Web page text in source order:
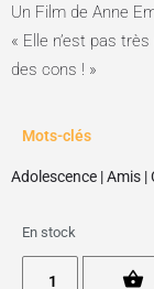
Un Film de Anne
« Elle n’est pas
des cons ! »
Mots-clés
Adolescence |Amis |
En stock